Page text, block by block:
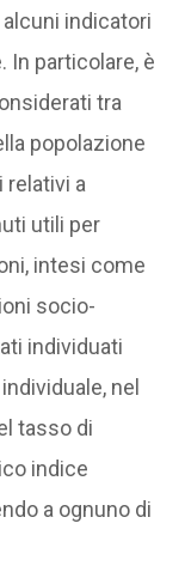
indicatori
particolare, è
tra
popolazione
relativi a
utili per
intesi come
socio-
individuati
nel
tasso di
indice
a ognuno di